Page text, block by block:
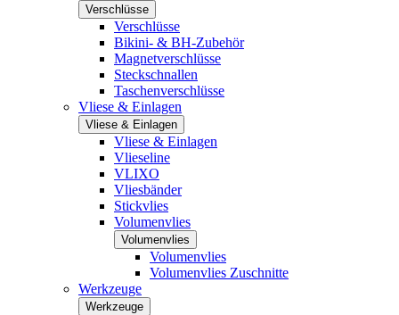
Verschlüsse
Verschlüsse
Bikini- & BH-Zubehör
Magnetverschlüsse
Steckschnallen
Taschenverschlüsse
Vliese & Einlagen
Vliese & Einlagen
Vliese & Einlagen
Vlieseline
VLIXO
Vliesbänder
Stickvlies
Volumenvlies
Volumenvlies
Volumenvlies
Volumenvlies Zuschnitte
Werkzeuge
Werkzeuge